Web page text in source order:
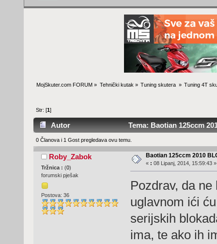
MojSkuter.com FORUM » Tehnički kutak » Tuning skutera » Tuning 4T
Str: [1]
Autor Tema: Baotian 125ccm
0 Članova i 1 Gost pregledava ovu temu.
Roby_Zabok
Tržnica : (0)
forumski pješak
Postova: 36
Baotian 125ccm 2010
« : 08 Lipanj, 2014, 15:59:43 »
Pozdrav, da
uglavnom ići
serijskih
ima, te ako ih